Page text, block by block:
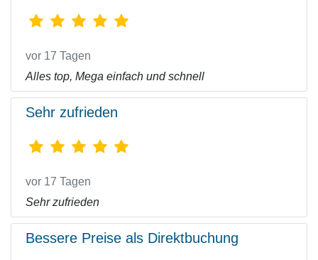
vor 17 Tagen
Alles top, Mega einfach und schnell
Sehr zufrieden
vor 17 Tagen
Sehr zufrieden
Bessere Preise als Direktbuchung